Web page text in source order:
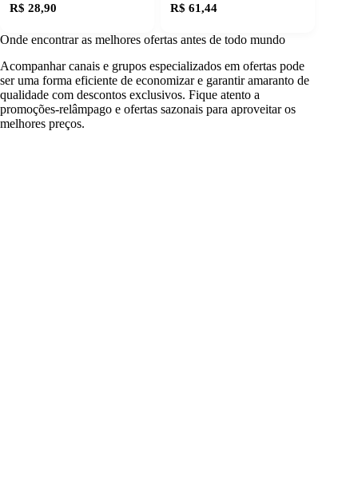
R$ 28,90 R$ 61,44
Onde encontrar as melhores ofertas antes de todo mundo
Acompanhar canais e grupos especializados em ofertas pode
ser uma forma eficiente de economizar e garantir amaranto de
qualidade com descontos exclusivos. Fique atento a
promoções-relâmpago e ofertas sazonais para aproveitar os
melhores preços.